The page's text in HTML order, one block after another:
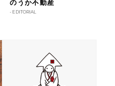
のうか不動産
- EDITORIAL